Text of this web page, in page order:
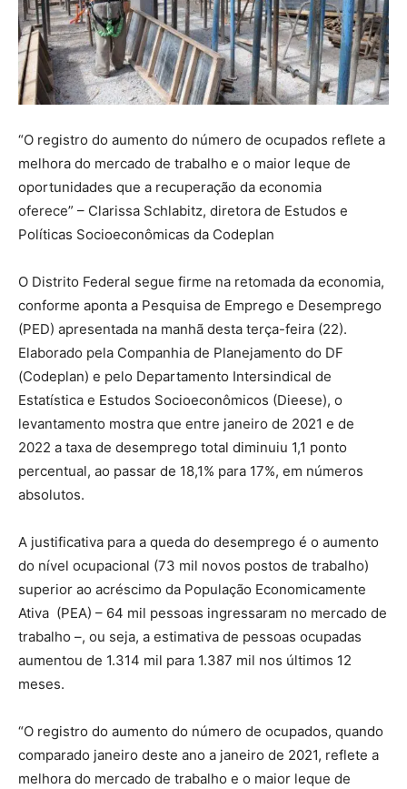
“O registro do aumento do número de ocupados reflete a
melhora do mercado de trabalho e o maior leque de
oportunidades que a recuperação da economia
oferece” – Clarissa Schlabitz, diretora de Estudos e
Políticas Socioeconômicas da Codeplan
O Distrito Federal segue firme na retomada da economia,
conforme aponta a Pesquisa de Emprego e Desemprego
(PED) apresentada na manhã desta terça-feira (22).
Elaborado pela Companhia de Planejamento do DF
(Codeplan) e pelo Departamento Intersindical de
Estatística e Estudos Socioeconômicos (Dieese), o
levantamento mostra que entre janeiro de 2021 e de
2022 a taxa de desemprego total diminuiu 1,1 ponto
percentual, ao passar de 18,1% para 17%, em números
absolutos.
A justificativa para a queda do desemprego é o aumento
do nível ocupacional (73 mil novos postos de trabalho)
superior ao acréscimo da População Economicamente
Ativa (PEA) – 64 mil pessoas ingressaram no mercado de
trabalho –, ou seja, a estimativa de pessoas ocupadas
aumentou de 1.314 mil para 1.387 mil nos últimos 12
meses.
“O registro do aumento do número de ocupados, quando
comparado janeiro deste ano a janeiro de 2021, reflete a
melhora do mercado de trabalho e o maior leque de